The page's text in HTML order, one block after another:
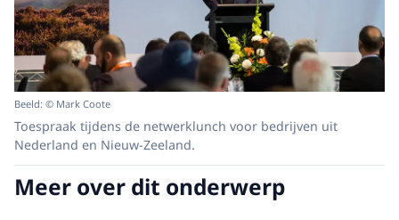
Beeld: © Mark Coote
Toespraak tijdens de netwerklunch voor bedrijven uit
Nederland en Nieuw-Zeeland.
Meer over dit onderwerp